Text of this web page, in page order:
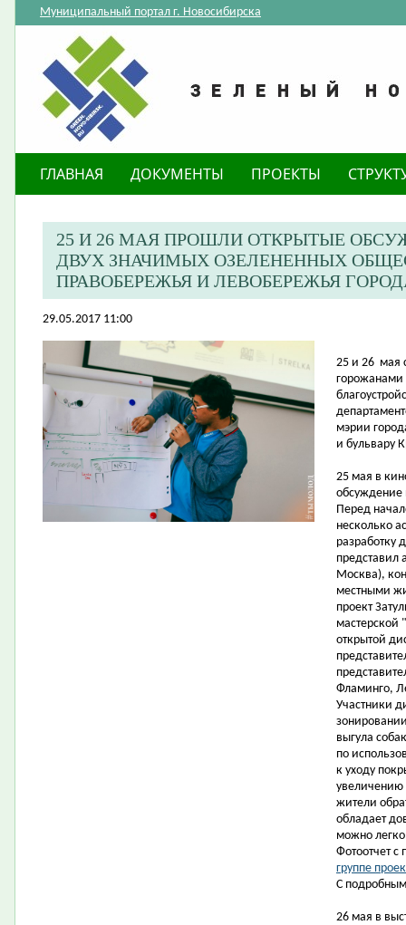
Муниципальный портал г. Новосибирска
ГЛАВНАЯ ДОКУМЕНТЫ ПРОЕКТЫ
25 И 26 МАЯ ПРОШЛИ ОТКРЫТЫЕ
ДВУХ ЗНАЧИМЫХ ОЗЕЛЕНЕННЫХ
ПРАВОБЕРЕЖЬЯ И ЛЕВОБЕРЕЖЬЯ
29.05.2017 11:00
25 и 26 мая
горожанами
мэрии
и бульвару
25 мая в
обсуждение
Перед
несколько
разработку
представил
Москва),
местными
проект
мастерской
открытой
Фламинго,
Участники
выгула
по
к уходу
увеличению
жители
обладает
можно
Фотоотчет
группе
С
26 мая в